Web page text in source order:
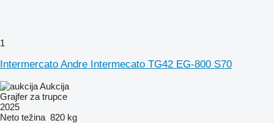
1
Intermercato Andre Intermecato TG42 EG-800 S70
Aukcija
Grajfer za trupce
2025
Neto težina 820 kg